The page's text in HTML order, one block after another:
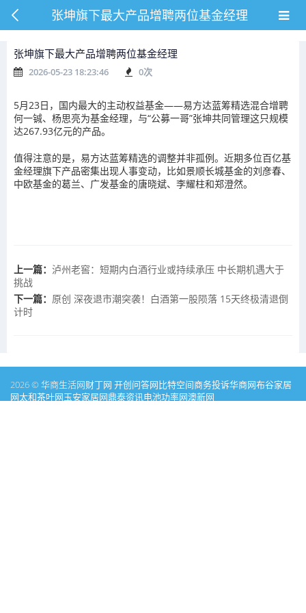
张坤旗下最大产品增聘两位基金经理
张坤旗下最大产品增聘两位基金经理
2026-05-23 18:23:46 0次
5月23日，国内最大的主动权益基金——易方达蓝筹精选混合增聘
何一铖、杨思亮为基金经理，与“公募一哥”张坤共同管理这只规模
达267.93亿元的产品。
值得注意的是，易方达蓝筹精选的调整并非孤例。近期多位百亿基
金经理旗下产品密集出现人事变动，比如景顺长城基金的刘彦春、
中欧基金的葛兰、 广发基金的唐晓斌、 李耀柱和郑澄然。
上一篇： 泸州老窖：短期内白酒行业或持续承压 中长期机遇大于
挑战
下一篇： 原创 深夜退市潮突袭！白酒第一股陨落 15天终极清退倒
计时
2026 © 华商生活网财丁网 开创问答网比特空间商务投诉华商网布谷家居
网太和茶叶网玉安家居网鼎泰资讯电池功率网澳新网